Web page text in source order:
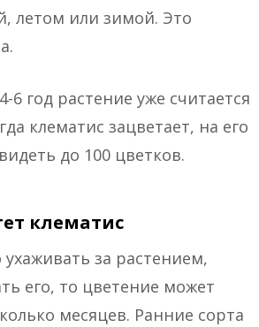
летом или зимой. Это
6 год растение уже считается
клематис зацветает, на его
до 100 цветков.
клематис
за растением,
его, то цветение может
месяцев. Ранние сорта